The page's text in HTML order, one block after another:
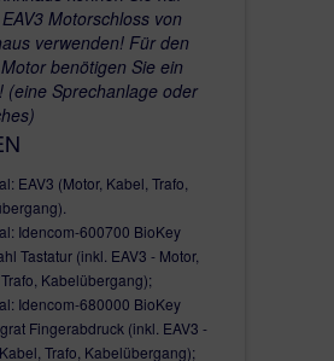
Motorschloss von
verwenden! Für den
benötigen Sie ein
(eine Sprechanlage oder
EAV3 (Motor, Kabel, Trafo,
Idencom-600700 BioKey
Tastatur (inkl. EAV3 - Motor,
Kabelübergang);
Idencom-680000 BioKey
Fingerabdruck (inkl. EAV3 -
Trafo, Kabelübergang);